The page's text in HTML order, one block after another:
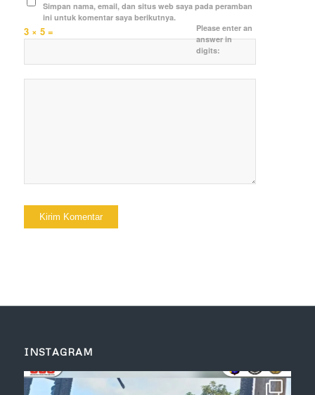
Simpan nama, email, dan situs web saya pada peramban
ini untuk komentar saya berikutnya.
Please enter an
answer in
digits:
3 × 5 =
INSTAGRAM